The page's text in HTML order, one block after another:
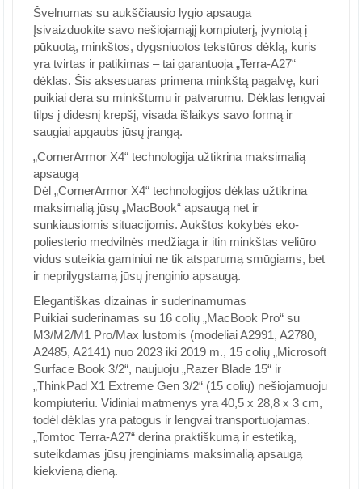
Švelnumas su aukščiausio lygio apsauga
Įsivaizduokite savo nešiojamąjį kompiuterį, įvyniotą į
pūkuotą, minkštos, dygsniuotos tekstūros dėklą, kuris
yra tvirtas ir patikimas – tai garantuoja „Terra-A27“
dėklas. Šis aksesuaras primena minkštą pagalvę, kuri
puikiai dera su minkštumu ir patvarumu. Dėklas lengvai
tilps į didesnį krepšį, visada išlaikys savo formą ir
saugiai apgaubs jūsų įrangą.
„CornerArmor X4“ technologija užtikrina maksimalią
apsaugą
Dėl „CornerArmor X4“ technologijos dėklas užtikrina
maksimalią jūsų „MacBook“ apsaugą net ir
sunkiausiomis situacijomis. Aukštos kokybės eko-
poliesterio medvilnės medžiaga ir itin minkštas veliūro
vidus suteikia gaminiui ne tik atsparumą smūgiams, bet
ir neprilygstamą jūsų įrenginio apsaugą.
Elegantiškas dizainas ir suderinamumas
Puikiai suderinamas su 16 colių „MacBook Pro“ su
M3/M2/M1 Pro/Max lustomis (modeliai A2991, A2780,
A2485, A2141) nuo 2023 iki 2019 m., 15 colių „Microsoft
Surface Book 3/2“, naujuoju „Razer Blade 15“ ir
„ThinkPad X1 Extreme Gen 3/2“ (15 colių) nešiojamuoju
kompiuteriu. Vidiniai matmenys yra 40,5 x 28,8 x 3 cm,
todėl dėklas yra patogus ir lengvai transportuojamas.
„Tomtoc Terra-A27“ derina praktiškumą ir estetiką,
suteikdamas jūsų įrenginiams maksimalią apsaugą
kiekvieną dieną.